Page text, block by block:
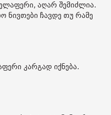
აღარ შემიძლია.
ნივთები ჩავდე თუ რამე
კარგად იქნება.